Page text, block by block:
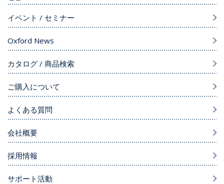
イベント / セミナー
Oxford News
カタログ / 商品検索
ご購入について
よくある質問
会社概要
採用情報
サポート活動